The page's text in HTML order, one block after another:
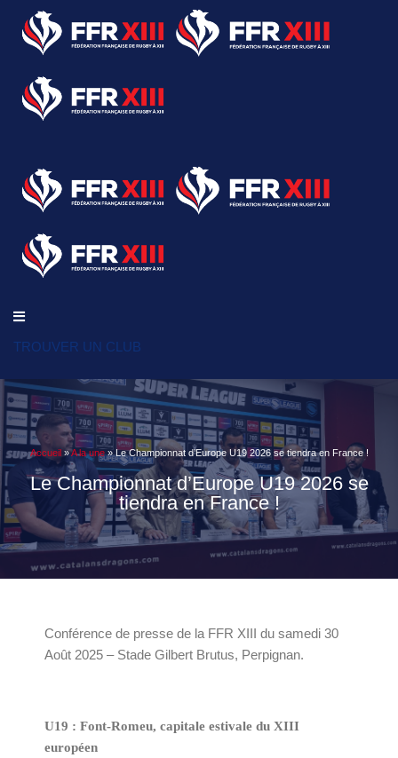
TROUVER UN CLUB
Accueil»A la une»Le Championnat d’Europe U19 2026 se tiendra en France !
Le Championnat d’Europe U19 2026 se
tiendra en France !
Conférence de presse de la FFR XIII du samedi 30
Août 2025 – Stade Gilbert Brutus, Perpignan.
U19 : Font-Romeu, capitale estivale du XIII
européen